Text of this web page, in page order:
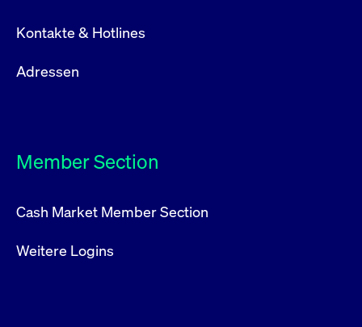
Kontakte & Hotlines
Adressen
Member Section
Cash Market Member Section
Weitere Logins